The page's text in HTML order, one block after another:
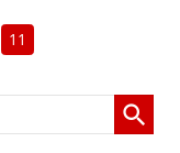
11